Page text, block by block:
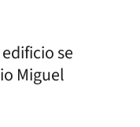
se
Miguel